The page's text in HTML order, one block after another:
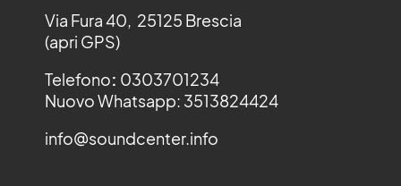
Via Fura 40, 25125 Brescia
(apri GPS)
Telefono: 0303701234
Nuovo Whatsapp: 3513824424
info@soundcenter.info